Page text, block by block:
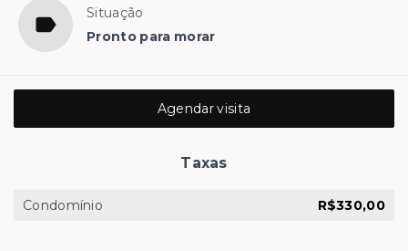
Situação
Pronto para morar
Agendar visita
Taxas
Condomínio R$330,00